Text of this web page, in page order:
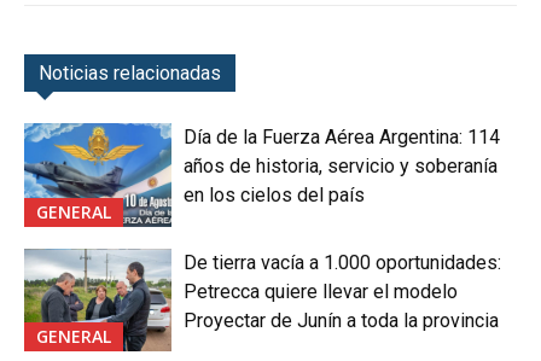
Noticias relacionadas
GENERAL
Día de la Fuerza Aérea Argentina: 114
años de historia, servicio y soberanía
en los cielos del país
GENERAL
De tierra vacía a 1.000 oportunidades:
Petrecca quiere llevar el modelo
Proyectar de Junín a toda la provincia